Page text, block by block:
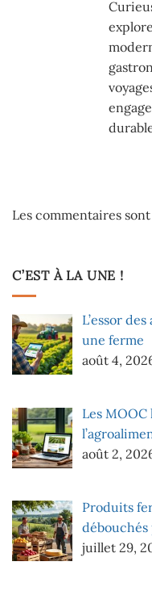
Les commentaires
C’EST À LA UNE !
L’essor
une ferme
août 4,
Les MOOC
août 2,
Produits
juillet 29,